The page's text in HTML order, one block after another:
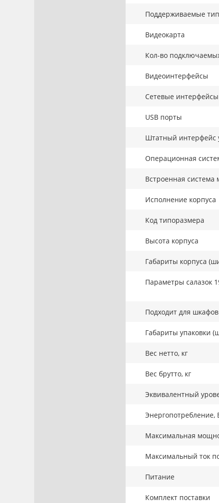
Поддерживаемые
Видеокарта
Кол-во
Видеоинтерфейсы
Сетевые интерфейсы
USB порты
Штатный интерфейс
Операционная
Встроенная система
Исполнение корпуса
Код типоразмера
Высота корпуса
Габариты корпуса
Параметры салазок
Подходит для
Габариты упаковки
Вес нетто, кг
Вес брутто, кг
Эквивалентный
Энергопотребление,
Максимальная
Максимальный ток
Питание
Комплект поставки